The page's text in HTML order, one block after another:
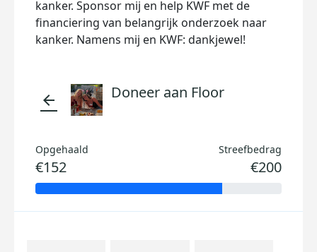
kanker. Sponsor mij en help KWF met de
financiering van belangrijk onderzoek naar
kanker. Namens mij en KWF: dankjewel!
arrow_back Doneer aan Floor
Opgehaald
€152
Streefbedrag
€200